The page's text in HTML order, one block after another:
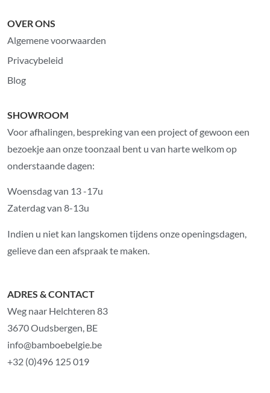
OVER ONS
Algemene voorwaarden
Privacybeleid
Blog
SHOWROOM
Voor afhalingen, bespreking van een project of gewoon een
bezoekje aan onze toonzaal bent u van harte welkom op
onderstaande dagen:
Woensdag van 13 -17u
Zaterdag van 8-13u
Indien u niet kan langskomen tijdens onze openingsdagen,
gelieve dan een afspraak te maken.
ADRES & CONTACT
Weg naar Helchteren 83
3670 Oudsbergen, BE
info@bamboebelgie.be
+32 (0)496 125 019